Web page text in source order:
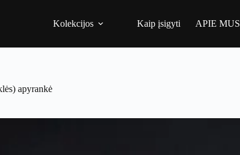
Kolekcijos Kaip įsigyti APIE MUS
apyrankė